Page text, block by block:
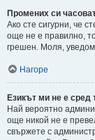
Промених си
Ако сте сигурни, че
още не е правилно,
грешен. Моля,
Нагоре
Езикът ми не е сред
Най вероятно
още никой не е
свържете с